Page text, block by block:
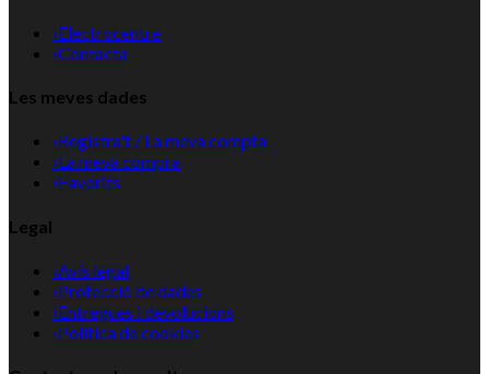
›Electrocentre
›Contacta
Les meves dades
›Registra't / La meva compta
›La meva compra
›Favorits
Legal
›Avís legal
›Protecció de dades
›Entregues i devolucions
›Política de cookies